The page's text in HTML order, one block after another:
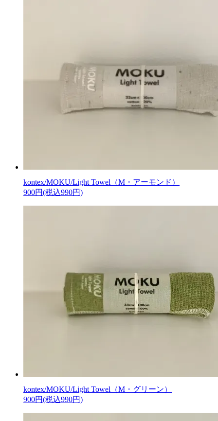
kontex/MOKU/Light Towel（M・アーモンド）
900円(税込990円)
kontex/MOKU/Light Towel（M・グリーン）
900円(税込990円)